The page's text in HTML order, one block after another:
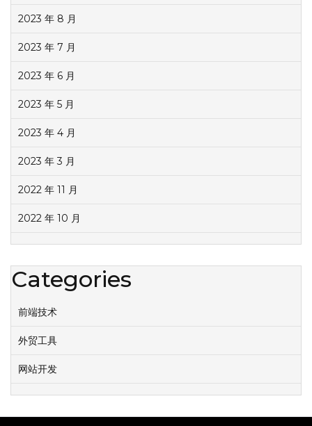
2023 年 8 月
2023 年 7 月
2023 年 6 月
2023 年 5 月
2023 年 4 月
2023 年 3 月
2022 年 11 月
2022 年 10 月
Categories
前端技术
外贸工具
网站开发